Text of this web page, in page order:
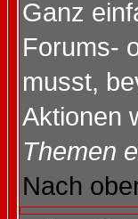
Ganz
Forums-
musst,
Aktionen
Themen
Nach